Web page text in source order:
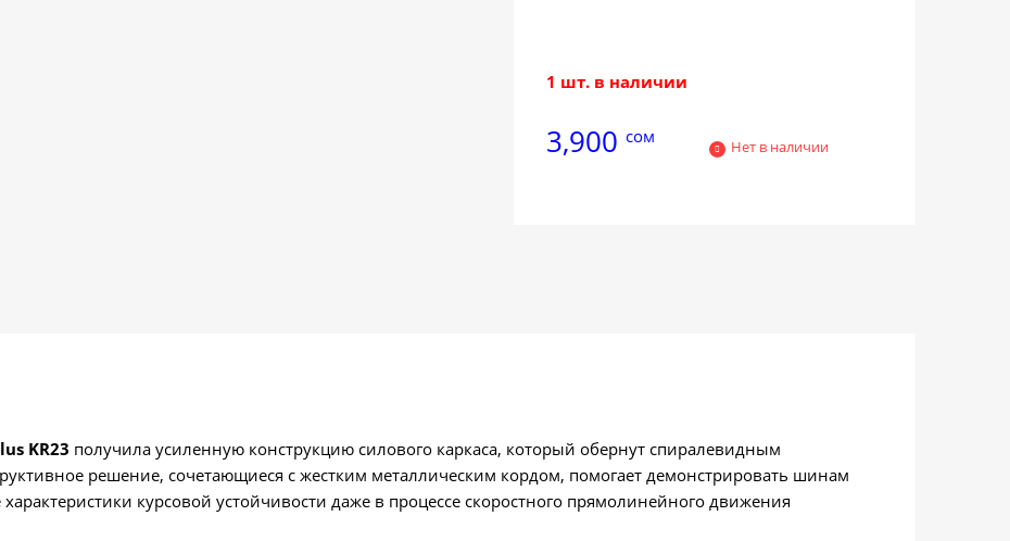
1 шт. в наличии
3,900 сом Нет в наличии
KR23 получила усиленную конструкцию силового каркаса, который обернут спиралевидным
решение, сочетающиеся с жестким металлическим кордом, помогает демонстрировать шинам
курсовой устойчивости даже в процессе скоростного прямолинейного движения